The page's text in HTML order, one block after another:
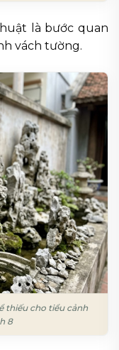
là bước quan
vách tường.
thiếu cho tiểu cảnh
8